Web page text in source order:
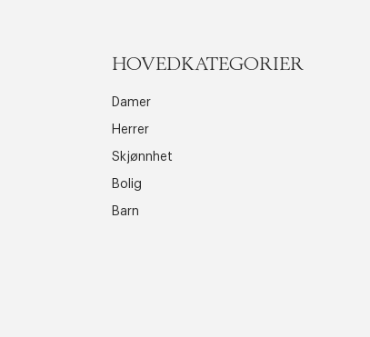
HOVEDKATEGORIER
Damer
Herrer
Skjønnhet
Bolig
Barn